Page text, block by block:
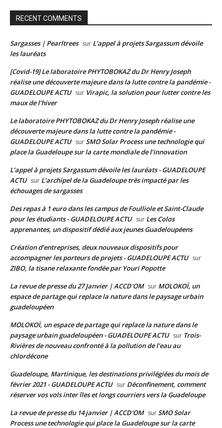
RECENT COMMENTS
Sargasses | Pearltrees sur L’appel à projets Sargassum dévoile
les lauréats
[Covid-19] Le laboratoire PHYTOBOKAZ du Dr Henry Joseph
réalise une découverte majeure dans la lutte contre la pandémie -
GUADELOUPE ACTU sur Virapic, la solution pour lutter contre les
maux de l’hiver
Le laboratoire PHYTOBOKAZ du Dr Henry Joseph réalise une
découverte majeure dans la lutte contre la pandémie -
GUADELOUPE ACTU surSMO Solar Process une technologie qui
place la Guadeloupe sur la carte mondiale de l’innovation
L’appel à projets Sargassum dévoile les lauréats - GUADELOUPE
ACTU sur L’archipel de la Guadeloupe très impacté par les
échouages de sargasses
Des repas à 1 euro dans les campus de Foulliole et Saint-Claude
pour les étudiants - GUADELOUPE ACTU sur Les Colos
apprenantes, un dispositif dédié aux jeunes Guadeloupéens
Création d’entreprises, deux nouveaux dispositifs pour
accompagner les porteurs de projets - GUADELOUPE ACTU sur
ZIBO, la tisane relaxante fondée par Youri Popotte
La revue de presse du 27 Janvier | ACCD'OM sur MOLOKOÏ, un
espace de partage qui replace la nature dans le paysage urbain
guadeloupéen
MOLOKOÏ, un espace de partage qui replace la nature dans le
paysage urbain guadeloupéen - GUADELOUPE ACTU sur Trois-
Rivières de nouveau confronté à la pollution de l’eau au
chlordécone
Guadeloupe, Martinique, les destinations privilégiées du mois de
février 2021 - GUADELOUPE ACTU sur Déconfinement, comment
réserver vos vols inter îles et longs courriers vers la Guadeloupe
La revue de presse du 14 janvier | ACCD'OM surSMO Solar
Process une technologie qui place la Guadeloupe sur la carte